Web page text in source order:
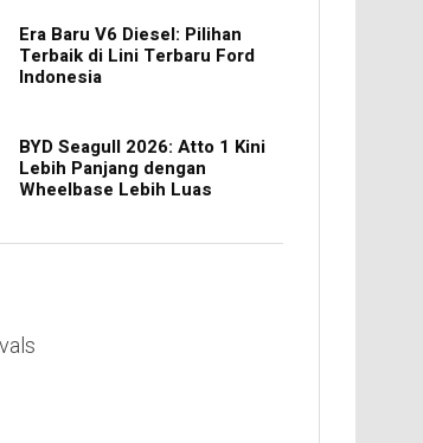
Era Baru V6 Diesel: Pilihan
Terbaik di Lini Terbaru Ford
Indonesia
BYD Seagull 2026: Atto 1 Kini
Lebih Panjang dengan
Wheelbase Lebih Luas